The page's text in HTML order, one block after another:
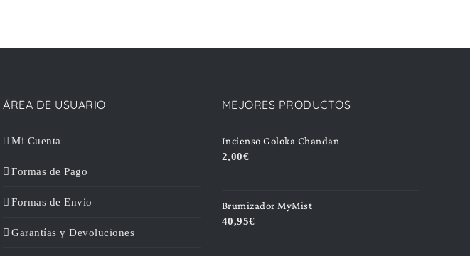
ÁREA DE USUARIO
Mi Cuenta
Formas de Pago
Formas de Envío
Garantías y Devoluciones
MEJORES PRODUCTOS
Incienso Goloka Chandan
2,00€
Brumizador MyMist
40,95€